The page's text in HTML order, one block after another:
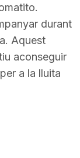
durant
Aquest
aconseguir
a la lluita